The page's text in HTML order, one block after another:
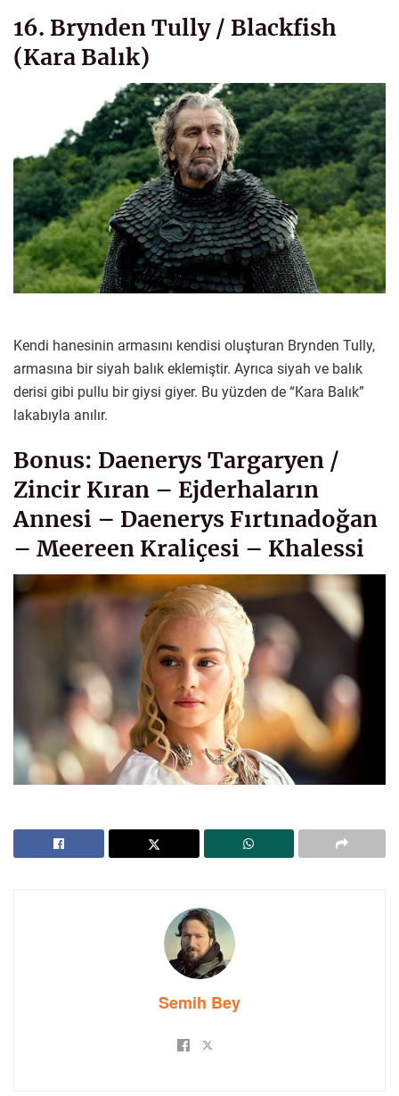
16. Brynden Tully / Blackfish
(Kara Balık)
Kendi hanesinin armasını kendisi oluşturan Brynden Tully,
armasına bir siyah balık eklemiştir. Ayrıca siyah ve balık
derisi gibi pullu bir giysi giyer. Bu yüzden de “Kara Balık”
lakabıyla anılır.
Bonus: Daenerys Targaryen /
Zincir Kıran – Ejderhaların
Annesi – Daenerys Fırtınadoğan
– Meereen Kraliçesi – Khalessi
Semih Bey